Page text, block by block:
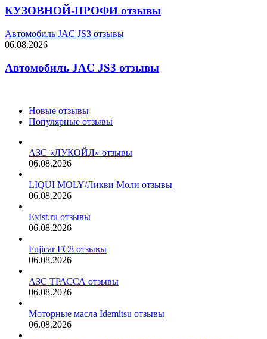
КУЗОВНОЙ-ПРОФИ отзывы
Автомобиль JAC JS3 отзывы
06.08.2026
Автомобиль JAC JS3 отзывы
Новые отзывы
Популярные отзывы
АЗС «ЛУКОЙЛ» отзывы
06.08.2026
LIQUI MOLY/Ликви Моли отзывы
06.08.2026
Exist.ru отзывы
06.08.2026
Fujicar FC8 отзывы
06.08.2026
АЗС ТРАССА отзывы
06.08.2026
Моторные масла Idemitsu отзывы
06.08.2026